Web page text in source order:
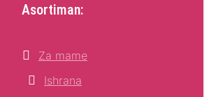
Asortiman:
Za mame
Ishrana